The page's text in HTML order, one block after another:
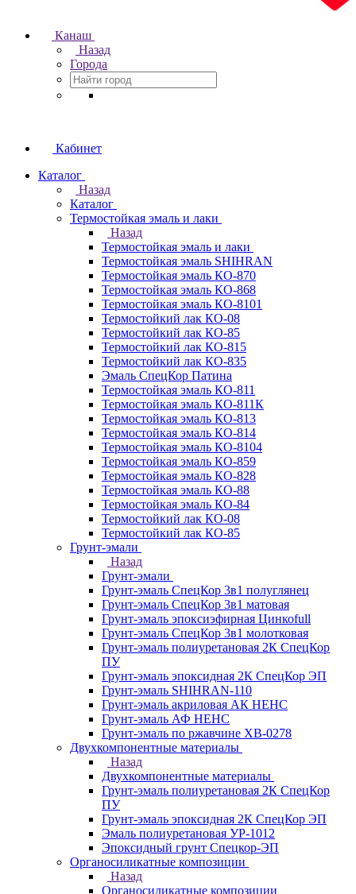
Канаш
Назад
Города
Кабинет
Каталог
Назад
Каталог
Термостойкая эмаль и лаки
Назад
Термостойкая эмаль и лаки
Термостойкая эмаль SHIHRAN
Термостойкая эмаль КО-870
Термостойкая эмаль КО-868
Термостойкая эмаль КО-8101
Термостойкий лак КО-08
Термостойкий лак КО-85
Термостойкий лак КО-815
Термостойкий лак КО-835
Эмаль СпецКор Патина
Термостойкая эмаль КО-811
Термостойкая эмаль КО-811К
Термостойкая эмаль КО-813
Термостойкая эмаль КО-814
Термостойкая эмаль КО-8104
Термостойкая эмаль КО-859
Термостойкая эмаль КО-828
Термостойкая эмаль КО-88
Термостойкая эмаль КО-84
Термостойкий лак КО-08
Термостойкий лак КО-85
Грунт-эмали
Назад
Грунт-эмали
Грунт-эмаль СпецКор 3в1 полуглянец
Грунт-эмаль СпецКор 3в1 матовая
Грунт-эмаль эпоксиэфирная Цинкоfull
Грунт-эмаль СпецКор 3в1 молотковая
Грунт-эмаль полиуретановая 2К СпецКор
ПУ
Грунт-эмаль эпоксидная 2К СпецКор ЭП
Грунт-эмаль SHIHRAN-110
Грунт-эмаль акриловая АК НЕНС
Грунт-эмаль АФ НЕНС
Грунт-эмаль по ржавчине ХВ-0278
Двухкомпонентные материалы
Назад
Двухкомпонентные материалы
Грунт-эмаль полиуретановая 2К СпецКор
ПУ
Грунт-эмаль эпоксидная 2К СпецКор ЭП
Эмаль полиуретановая УР-1012
Эпоксидный грунт Спецкор-ЭП
Органосиликатные композиции
Назад
Органосиликатные композиции